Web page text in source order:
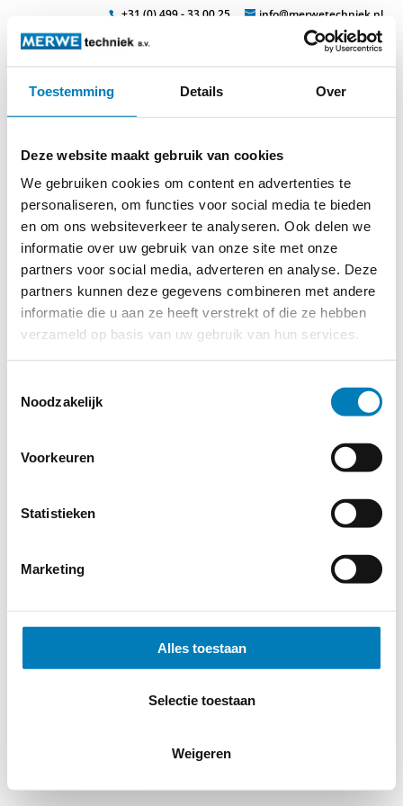
Toestemming Details Over
Deze website maakt gebruik van cookies
We gebruiken cookies om content en advertenties te
personaliseren, om functies voor social media te bieden
en om ons websiteverkeer te analyseren. Ook delen we
informatie over uw gebruik van onze site met onze
partners voor social media, adverteren en analyse. Deze
partners kunnen deze gegevens combineren met andere
informatie die u aan ze heeft verstrekt of die ze hebben
verzameld op basis van uw gebruik van hun services.
Noodzakelijk
Voorkeuren
Statistieken
Marketing
Alles toestaan
Selectie toestaan
Weigeren
+31 (0) 499 - 33 00 25 info@merwetechniek.nl
Veelzijdig in elektrotechnische producten
isomil-
gereedschap_page2_image4
© 2026 MERWEtechniek B.V.-Disclaimer -Privacy Policy
Cookieverklaring-Verdere contact gegevens